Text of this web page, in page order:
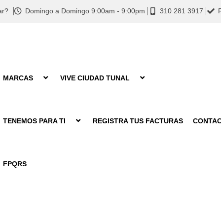
Domingo a Domingo 9:00am - 9:00pm 310 281 3917
MARCAS VIVE CIUDAD TUNAL
TENEMOS PARA TI REGISTRA TUS FACTURAS
FPQRS